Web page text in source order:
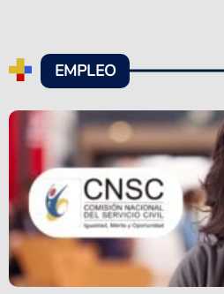
EMPLEO